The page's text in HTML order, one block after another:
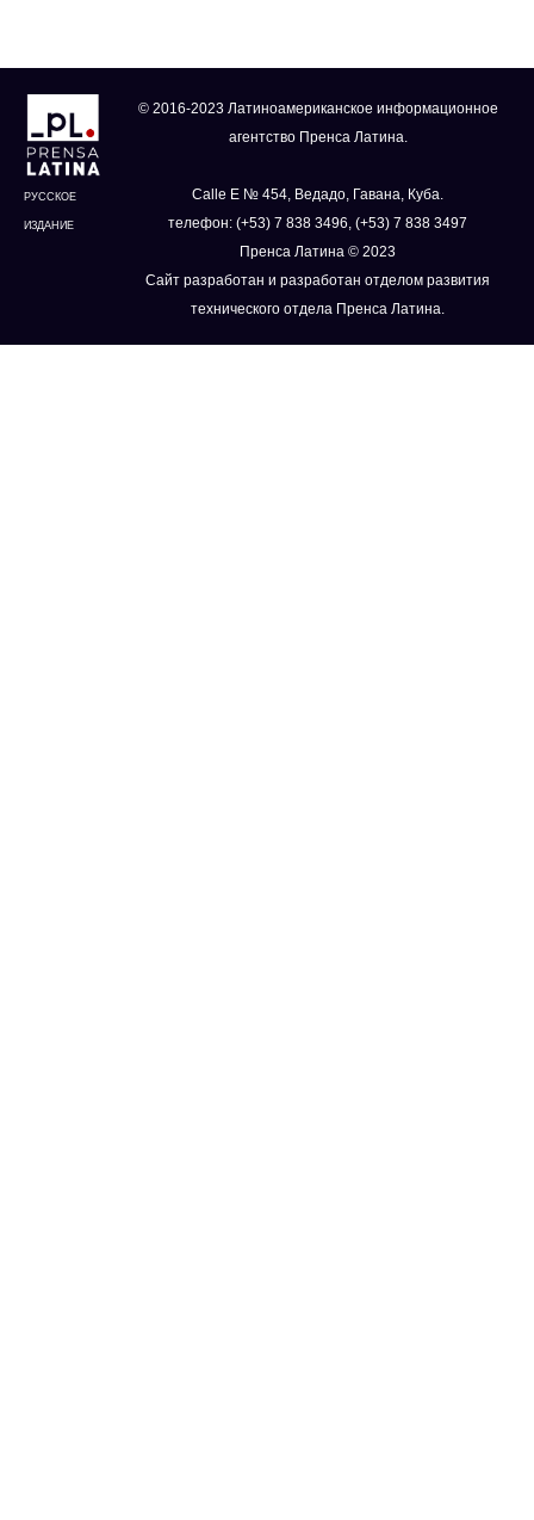
РУССКОЕ
ИЗДАНИЕ
© 2016-2023 Латиноамериканское информационное
агентство Пренса Латина.
Calle E № 454, Ведадо, Гавана, Куба.
телефон: (+53) 7 838 3496, (+53) 7 838 3497
Пренса Латина © 2023
Сайт разработан и разработан отделом развития
технического отдела Пренса Латина.